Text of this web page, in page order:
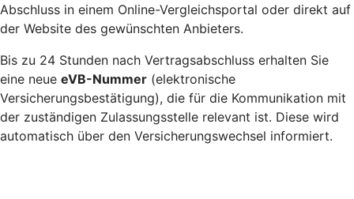
Abschluss in einem Online-Vergleichsportal oder direkt auf
der Website des gewünschten Anbieters.
Bis zu 24 Stunden nach Vertragsabschluss erhalten Sie
eine neue eVB-Nummer (elektronische
Versicherungsbestätigung), die für die Kommunikation mit
der zuständigen Zulassungsstelle relevant ist. Diese wird
automatisch über den Versicherungswechsel informiert.